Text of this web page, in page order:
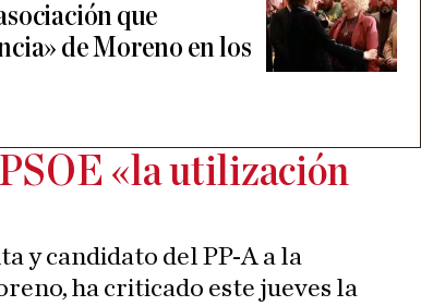
que
de Moreno en los
«la utilización
y candidato del PP-A a la
ha criticado este jueves la